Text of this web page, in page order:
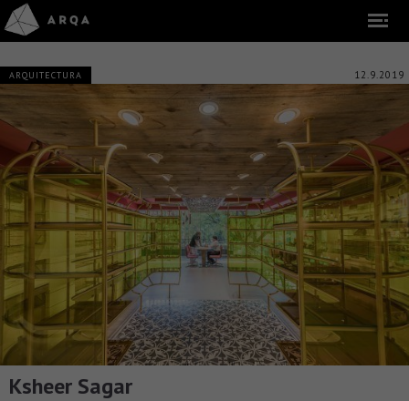
ARQUITECTURA 12.9.2019
Ksheer Sagar